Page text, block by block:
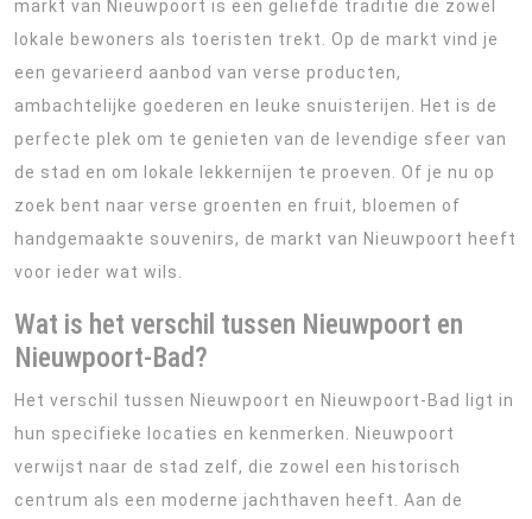
markt van Nieuwpoort is een geliefde traditie die zowel
lokale bewoners als toeristen trekt. Op de markt vind je
een gevarieerd aanbod van verse producten,
ambachtelijke goederen en leuke snuisterijen. Het is de
perfecte plek om te genieten van de levendige sfeer van
de stad en om lokale lekkernijen te proeven. Of je nu op
zoek bent naar verse groenten en fruit, bloemen of
handgemaakte souvenirs, de markt van Nieuwpoort heeft
voor ieder wat wils.
Wat is het verschil tussen Nieuwpoort en
Nieuwpoort-Bad?
Het verschil tussen Nieuwpoort en Nieuwpoort-Bad ligt in
hun specifieke locaties en kenmerken. Nieuwpoort
verwijst naar de stad zelf, die zowel een historisch
centrum als een moderne jachthaven heeft. Aan de